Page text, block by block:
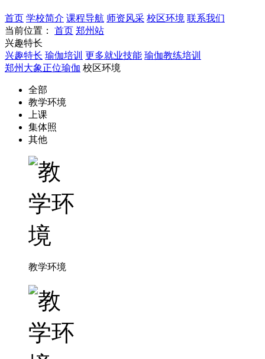
首页 学校简介 课程导航 师资风采 校区环境 联系我们
当前位置：
首页 郑州站
兴趣特长
兴趣特长 瑜伽培训 更多就业技能 瑜伽教练培训
郑州大象正位瑜伽 校区环境
全部
教学环境
上课
集体照
其他
教学环境